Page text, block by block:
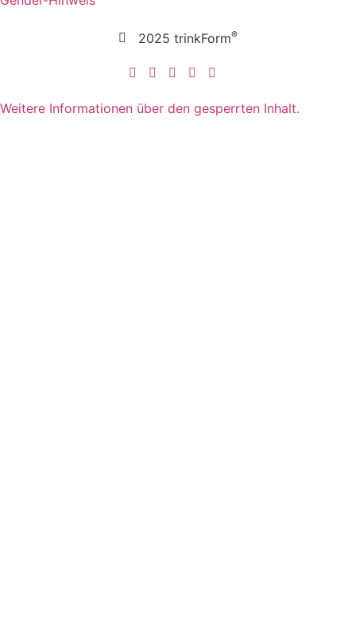
2025 trinkForm®
Weitere Informationen über den gesperrten Inhalt.